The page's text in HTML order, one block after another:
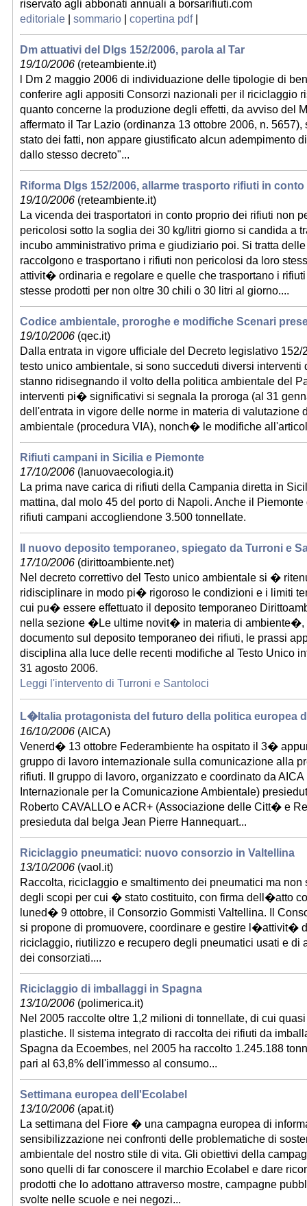
riservato agli abbonati annuali a borsarifiuti.com
editoriale | sommario | copertina pdf|
Dm attuativi del Dlgs 152/2006, parola al Tar
19/10/2006 (reteambiente.it)
l Dm 2 maggio 2006 di individuazione delle tipologie di
conferire agli appositi Consorzi nazionali per il riciclaggio
quanto concerne la produzione degli effetti, da avviso del
affermato il Tar Lazio (ordinanza 13 ottobre 2006, n.
stato dei fatti, non appare giustificato alcun adempimento
dallo stesso decreto"...
Riforma Dlgs 152/2006, allarme trasporto rifiuti in
19/10/2006 (reteambiente.it)
La vicenda dei trasportatori in conto proprio dei rifiuti non
pericolosi sotto la soglia dei 30 kg/litri giorno si candida a
incubo amministrativo prima e giudiziario poi. Si tratta
raccolgono e trasportano i rifiuti non pericolosi da loro
attivit� ordinaria e regolare e quelle che trasportano i
stesse prodotti per non oltre 30 chili o 30 litri al giorno....
Codice ambientale, proroghe e modifiche Scenari
19/10/2006 (qec.it)
Dalla entrata in vigore ufficiale del Decreto legislativo 152/
testo unico ambientale, si sono succeduti diversi interventi
stanno ridisegnando il volto della politica ambientale del
interventi pi� significativi si segnala la proroga (al 31
dell'entrata in vigore delle norme in materia di valutazione
ambientale (procedura VIA), nonch� le modifiche
Rifiuti campani in Sicilia e Piemonte
17/10/2006 (lanuovaecologia.it)
La prima nave carica di rifiuti della Campania diretta in
mattina, dal molo 45 del porto di Napoli. Anche il
rifiuti campani accogliendone 3.500 tonnellate.
Il nuovo deposito temporaneo, spiegato da Turroni e
17/10/2006 (dirittoambiente.net)
Nel decreto correttivo del Testo unico ambientale si �
ridisciplinare in modo pi� rigoroso le condizioni e i limiti
cui pu� essere effettuato il deposito temporaneo
nella sezione �Le ultime novit� in materia di ambiente�,
documento sul deposito temporaneo dei rifiuti, le prassi
disciplina alla luce delle recenti modifiche al Testo Unico
31 agosto 2006.
Leggi l'intervento di Turroni e Santoloci
L�Italia protagonista del futuro della politica europea
16/10/2006 (AICA)
Venerd� 13 ottobre Federambiente ha ospitato il 3�
gruppo di lavoro internazionale sulla comunicazione alla
rifiuti. Il gruppo di lavoro, organizzato e coordinato da
Internazionale per la Comunicazione Ambientale)
Roberto CAVALLO e ACR+ (Associazione delle Citt� e
presieduta dal belga Jean Pierre Hannequart...
Riciclaggio pneumatici: nuovo consorzio in Valtellina
13/10/2006 (vaol.it)
Raccolta, riciclaggio e smaltimento dei pneumatici ma non
degli scopi per cui � stato costituito, con firma dell�atto
luned� 9 ottobre, il Consorzio Gommisti Valtellina. Il
si propone di promuovere, coordinare e gestire l�attivit�
riciclaggio, riutilizzo e recupero degli pneumatici usati e di
dei consorziati....
Riciclaggio di imballaggi in Spagna
13/10/2006 (polimerica.it)
Nel 2005 raccolte oltre 1,2 milioni di tonnellate, di cui
plastiche. Il sistema integrato di raccolta dei rifiuti da
Spagna da Ecoembes, nel 2005 ha raccolto 1.245.188
pari al 63,8% dell'immesso al consumo...
Settimana europea dell'Ecolabel
13/10/2006 (apat.it)
La settimana del Fiore � una campagna europea di
sensibilizzazione nei confronti delle problematiche di
ambientale del nostro stile di vita. Gli obiettivi della
sono quelli di far conoscere il marchio Ecolabel e dare
prodotti che lo adottano attraverso mostre, campagne
svolte nelle scuole e nei negozi...